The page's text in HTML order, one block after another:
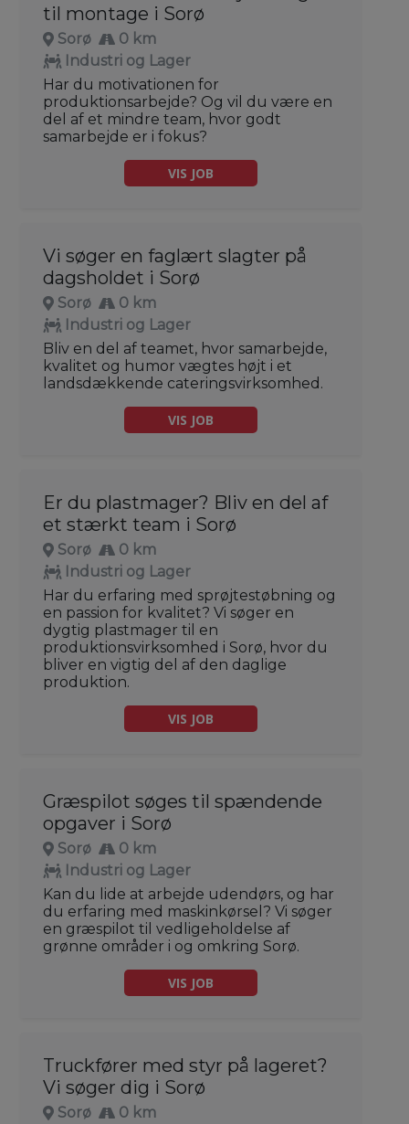
til montage i Sorø
Sorø
0 km
Industri og Lager
Har du motivationen for
produktionsarbejde? Og vil du være en
del af et mindre team, hvor godt
samarbejde er i fokus?
VIS JOB
Vi søger en faglært slagter på
dagsholdet i Sorø
Sorø
0 km
Industri og Lager
Bliv en del af teamet, hvor samarbejde,
kvalitet og humor vægtes højt i et
landsdækkende cateringsvirksomhed.
VIS JOB
Er du plastmager? Bliv en del af
et stærkt team i Sorø
Sorø
0 km
Industri og Lager
Har du erfaring med sprøjtestøbning og
en passion for kvalitet? Vi søger en
dygtig plastmager til en
produktionsvirksomhed i Sorø, hvor du
bliver en vigtig del af den daglige
produktion.
VIS JOB
Græspilot søges til spændende
opgaver i Sorø
Sorø
0 km
Industri og Lager
Kan du lide at arbejde udendørs, og har
du erfaring med maskinkørsel? Vi søger
en græspilot til vedligeholdelse af
grønne områder i og omkring Sorø.
VIS JOB
Truckfører med styr på lageret?
Vi søger dig i Sorø
Sorø
0 km